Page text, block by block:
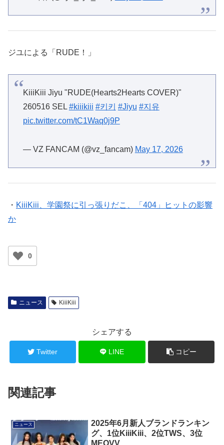
ジユによる「RUDE！」
KiiiKiii Jiyu "RUDE(Hearts2Hearts COVER)"
260516 SEL #kiiikiii #키키 #Jiyu #지유
pic.twitter.com/tC1Waq0j9P
— VZ FANCAM (@vz_fancam) May 17, 2026
・ KiiiKiii、学園祭に引っ張りだこ、「404」ヒットの影響
か
0
ニュース KiiiKiii
シェアする
Twitter LINE コピー
関連記事
ニュース
2025年6月新人ブランドランキン
グ、1位KiiiKiii、2位TWS、3位
MEOVV